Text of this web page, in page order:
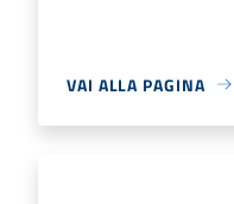
VAI ALLA PAGINA